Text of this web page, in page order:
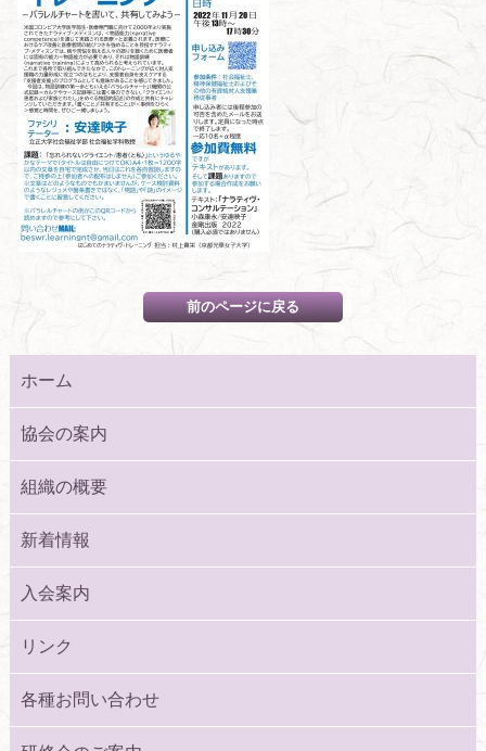
ホーム
協会の案内
組織の概要
新着情報
入会案内
リンク
各種お問い合わせ